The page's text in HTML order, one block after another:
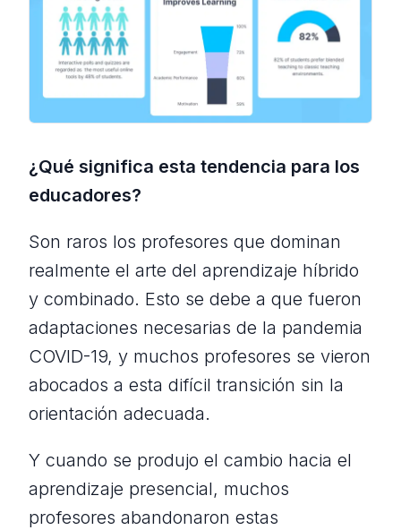
¿Qué significa esta tendencia para los
educadores?
Son raros los profesores que dominan
realmente el arte del aprendizaje híbrido
y combinado. Esto se debe a que fueron
adaptaciones necesarias de la pandemia
COVID-19, y muchos profesores se vieron
abocados a esta difícil transición sin la
orientación adecuada.
Y cuando se produjo el cambio hacia el
aprendizaje presencial, muchos
profesores abandonaron estas